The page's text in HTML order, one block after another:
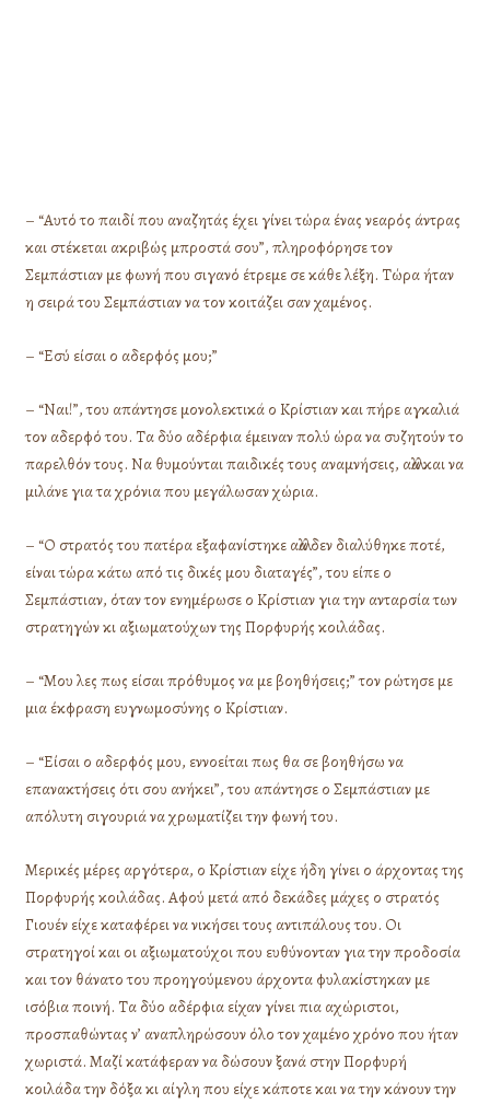
– “Αυτό το παιδί που αναζητάς έχει γίνει τώρα ένας νεαρός άντρας
και στέκεται ακριβώς μπροστά σου”, πληροφόρησε τον
Σεμπάστιαν με φωνή που σιγανό έτρεμε σε κάθε λέξη. Τώρα ήταν
η σειρά του Σεμπάστιαν να τον κοιτάζει σαν χαμένος.
– “Εσύ είσαι ο αδερφός μου;”
– “Ναι!”, του απάντησε μονολεκτικά ο Κρίστιαν και πήρε αγκαλιά
τον αδερφό του. Τα δύο αδέρφια έμειναν πολύ ώρα να συζητούν το
παρελθόν τους. Να θυμούνται παιδικές τους αναμνήσεις, αλλά και να
μιλάνε για τα χρόνια που μεγάλωσαν χώρια.
– “Ο στρατός του πατέρα εξαφανίστηκε αλλά δεν διαλύθηκε ποτέ,
είναι τώρα κάτω από τις δικές μου διαταγές”, του είπε ο
Σεμπάστιαν, όταν τον ενημέρωσε ο Κρίστιαν για την ανταρσία των
στρατηγών κι αξιωματούχων της Πορφυρής κοιλάδας.
– “Μου λες πως είσαι πρόθυμος να με βοηθήσεις;” τον ρώτησε με
μια έκφραση ευγνωμοσύνης ο Κρίστιαν.
– “Είσαι ο αδερφός μου, εννοείται πως θα σε βοηθήσω να
επανακτήσεις ότι σου ανήκει”, του απάντησε ο Σεμπάστιαν με
απόλυτη σιγουριά να χρωματίζει την φωνή του.
Μερικές μέρες αργότερα, ο Κρίστιαν είχε ήδη γίνει ο άρχοντας της
Πορφυρής κοιλάδας. Αφού μετά από δεκάδες μάχες ο στρατός
Γιουέν είχε καταφέρει να νικήσει τους αντιπάλους του. Οι
στρατηγοί και οι αξιωματούχοι που ευθύνονταν για την προδοσία
και τον θάνατο του προηγούμενου άρχοντα φυλακίστηκαν με
ισόβια ποινή. Τα δύο αδέρφια είχαν γίνει πια αχώριστοι,
προσπαθώντας ν’ αναπληρώσουν όλο τον χαμένο χρόνο που ήταν
χωριστά. Μαζί κατάφεραν να δώσουν ξανά στην Πορφυρή
κοιλάδα την δόξα κι αίγλη που είχε κάποτε και να την κάνουν την